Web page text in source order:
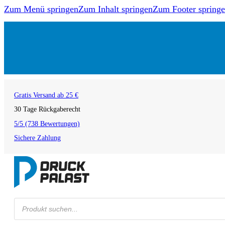
Zum Menü springenZum Inhalt springenZum Footer
Gratis Versand ab 25 €
30 Tage Rückgaberecht
5/5 (738 Bewertungen)
Sichere Zahlung
Products
search